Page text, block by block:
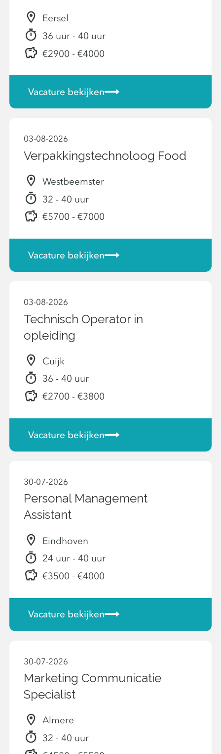
Eersel
36 uur - 40 uur
€2900 - €4000
Vacature bekijken
03-08-2026
Verpakkingstechnoloog Food
Westbeemster
32 - 40 uur
€5700 - €7000
Vacature bekijken
03-08-2026
Technisch Operator in
opleiding
Cuijk
36 - 40 uur
€2700 - €3800
Vacature bekijken
30-07-2026
Personal Management
Assistant
Eindhoven
24 uur - 40 uur
€3500 - €4000
Vacature bekijken
30-07-2026
Marketing Communicatie
Specialist
Almere
32 - 40 uur